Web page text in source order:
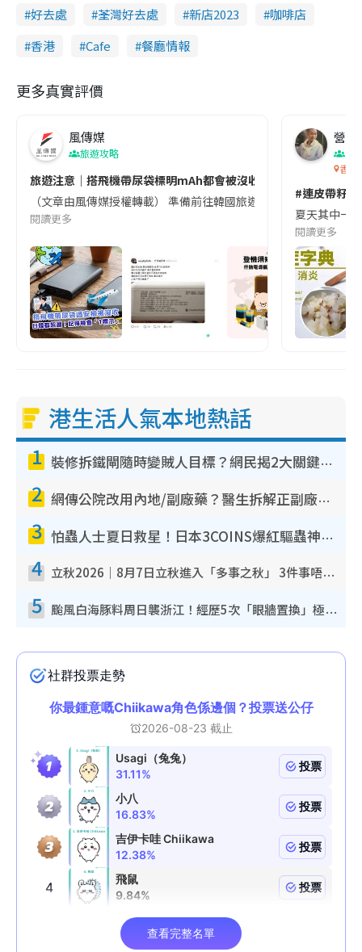
好去處 荃灣好去處 新店2023
咖啡店
香港
Cafe 餐廳情報
更多真實評價
風傳媒
旅遊攻略
旅遊注意｜搭飛機帶尿袋標明mAh都會被沒收😱出發前切記檢查
（文章由風傳媒授權轉載） 準備前往韓國旅遊的民眾，近期要
閱讀更多
營養
香港
#連皮帶籽
夏天其中一
閱讀更多
港生活人氣本地熱話
1 裝修拆鐵閘隨時變賊人目標？網民揭2大關鍵用途：裝新式等於白裝？附新舊鐵閘分別
2 網傳公院改用內地/副廠藥？醫生拆解正副廠分別 揭4類人換藥隨時出事
3 怕蟲人士夏日救星！日本3COINS爆紅驅蟲神器$45起 1招「全程免觸碰」輕鬆搞定小強
4 立秋2026｜8月7日立秋進入「多事之秋」 3件事唔做得！專家教6招開運 清枱頭／銀包納氣接好運
5 颱風白海豚料周日襲浙江！經歷5次「眼牆置換」極罕見 成登陸內地最長途颱風